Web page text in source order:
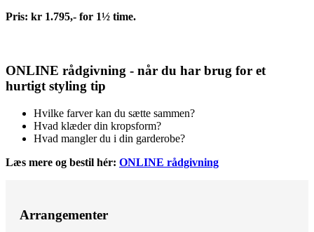
Pris: kr 1.795,- for 1½ time.
ONLINE rådgivning - når du har brug for et
hurtigt styling tip
Hvilke farver kan du sætte sammen?
Hvad klæder din kropsform?
Hvad mangler du i din garderobe?
Læs mere og bestil hér: ONLINE rådgivning
Arrangementer